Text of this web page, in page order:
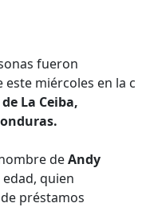
fueron
miércoles en la c
La Ceiba,
deAndy
edad, quien
préstamos